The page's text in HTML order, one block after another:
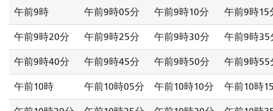
午前9時 午前9時05分 午前9時10分 午前9時15
午前9時20分 午前9時25分 午前9時30分 午前9時35
午前9時40分 午前9時45分 午前9時50分 午前9時55
午前10時 午前10時05分 午前10時10分 午前10時